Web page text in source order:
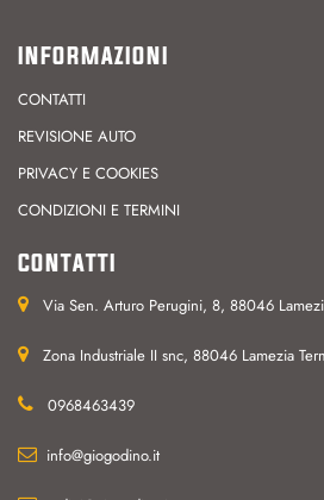
INFORMAZIONI
CONTATTI
REVISIONE AUTO
PRIVACY E COOKIES
CONDIZIONI E TERMINI
CONTATTI
Via Sen. Arturo Perugini, 8, 88046
Zona Industriale II snc, 88046 Lamezia
0968463439
info@giogodino.it